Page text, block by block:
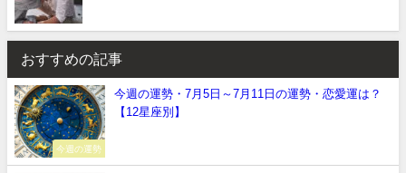
おすすめの記事
今週の運勢
今週の運勢・7月5日～7月11日の運勢・恋愛運は？
【12星座別】